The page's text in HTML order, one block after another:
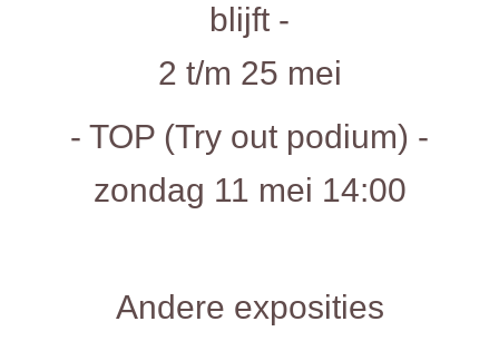
blijft -
2 t/m 25 mei
- TOP (Try out podium) -
zondag 11 mei 14:00
Andere exposities